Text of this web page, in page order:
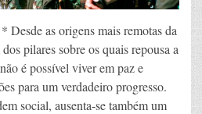
as origens mais remotas da
pilares sobre os quais repousa a
é possível viver em paz e
para um verdadeiro progresso.
social, ausenta-se também um